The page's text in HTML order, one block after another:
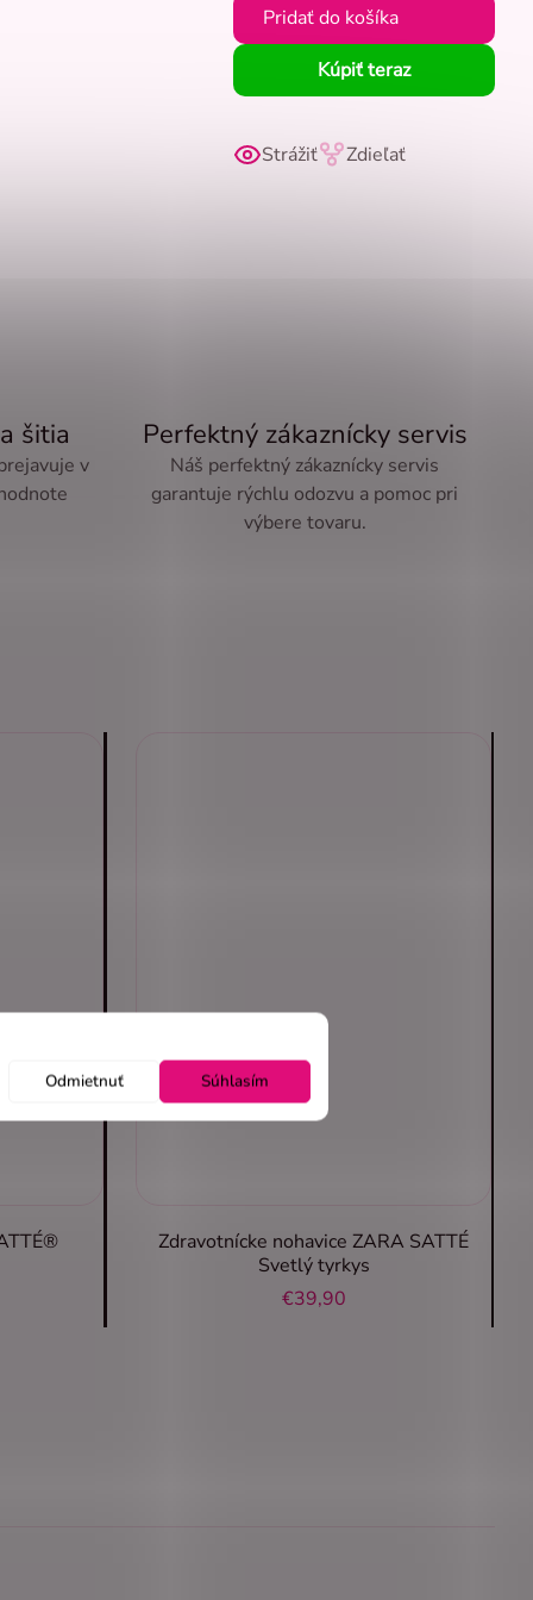
Odmietnuť Súhlasím
Pridať do košíka
Kúpiť teraz
Strážiť Zdieľať
šitia
v
Perfektný zákaznícky servis
Náš perfektný zákaznícky servis
garantuje rýchlu odozvu a pomoc pri
výbere tovaru.
Zdravotnícke nohavice ZARA SATTÉ
Svetlý tyrkys
€39,90